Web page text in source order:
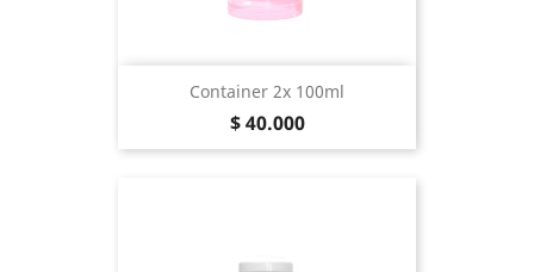
Container 2x 100ml
Precio
$ 40.000